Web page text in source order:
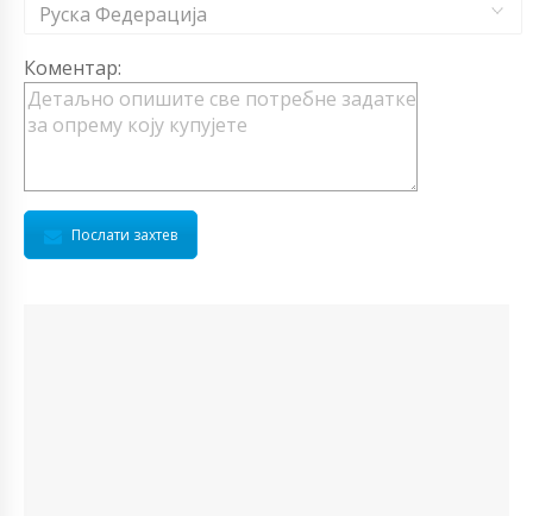
Руска Федерација
Коментар:
Послати захтев